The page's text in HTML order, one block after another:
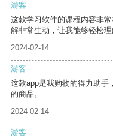
游客
这款学习软件的课程内容非
解非常生动，让我能够轻松理
2024-02-14
游客
这款app是我购物的得力助手
的商品。
2024-02-14
游客